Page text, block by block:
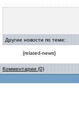
Другие новости по теме:
{related-news}
Комментарии (0)